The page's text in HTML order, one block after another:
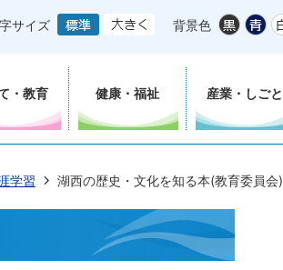
サイズ
背景色
・教育 健康・福祉 産業・しごと
学習 湖西の歴史・文化を知る本(教育委員会)